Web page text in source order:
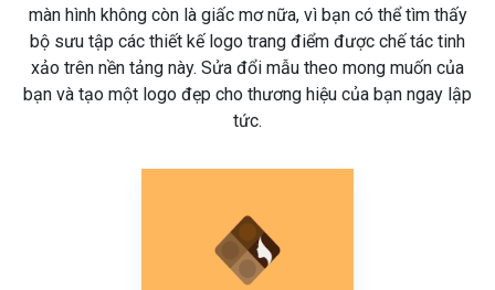
màn hình không còn là giấc mơ nữa, vì bạn có thể tìm thấy
bộ sưu tập các thiết kế logo trang điểm được chế tác tinh
xảo trên nền tảng này. Sửa đổi mẫu theo mong muốn của
bạn và tạo một logo đẹp cho thương hiệu của bạn ngay lập
tức.